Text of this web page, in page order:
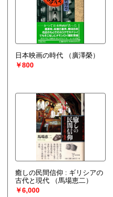
日本映画の時代
（廣澤榮）
￥800
癒しの民間信仰 : ギリシアの
古代と現代
（馬場恵二）
￥6,000